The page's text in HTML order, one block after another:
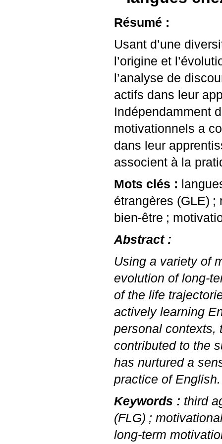
Résumé :
Usant d’une
l’origine et
l’analyse de
actifs dans leur
Indépendamment
motivationnels a
dans leur
associent à la
Mots clés :
étrangères (GLE) ;
bien-être ;
Abstract :
Using a variety of
evolution of long-
of the life
actively learning
personal contexts,
contributed to the
has nurtured a
practice of English.
Keywords : third
(FLG) ;
long-term